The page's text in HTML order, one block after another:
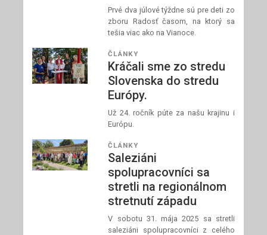
Prvé dva júlové týždne sú pre deti zo
zboru Radosť časom, na ktorý sa
tešia viac ako na Vianoce.
ČLÁNKY
Kráčali sme zo stredu
Slovenska do stredu
Európy.
Už 24. ročník púte za našu krajinu i
Európu.
ČLÁNKY
Saleziáni
spolupracovníci sa
stretli na regionálnom
stretnutí západu
V sobotu 31. mája 2025 sa stretli
saleziáni spolupracovníci z celého